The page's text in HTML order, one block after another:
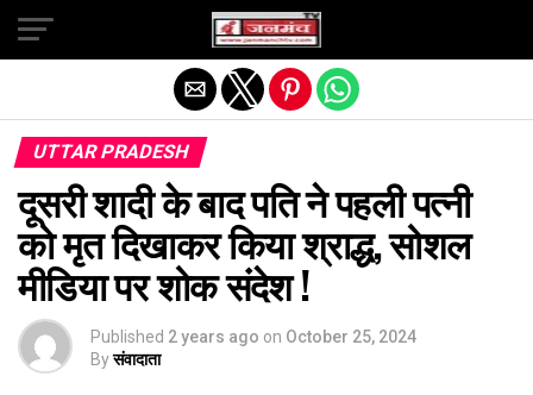
UTTAR PRADESH
दूसरी शादी के बाद पति ने पहली पत्नी
को मृत दिखाकर किया श्राद्ध, सोशल
मीडिया पर शोक संदेश !
Published 2 years ago on October 25, 2024
Byसंवादाता
Exit mobile version